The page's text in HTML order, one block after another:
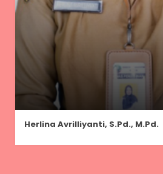
Herlina Avrilliyanti, S.Pd., M.Pd.